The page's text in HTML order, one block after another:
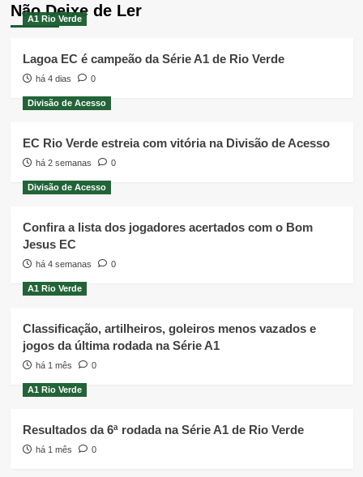
Não Deixe de Ler
A1 Rio Verde
Lagoa EC é campeão da Série A1 de Rio Verde
há 4 dias 0
Divisão de Acesso
EC Rio Verde estreia com vitória na Divisão de Acesso
há 2 semanas 0
Divisão de Acesso
Confira a lista dos jogadores acertados com o Bom
Jesus EC
há 4 semanas 0
A1 Rio Verde
Classificação, artilheiros, goleiros menos vazados e
jogos da última rodada na Série A1
há 1 mês 0
A1 Rio Verde
Resultados da 6ª rodada na Série A1 de Rio Verde
há 1 mês 0